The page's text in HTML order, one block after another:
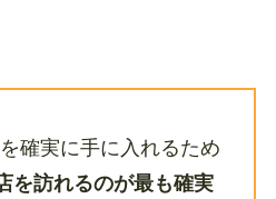
確実に手に入れるため
を訪れるのが最も確実